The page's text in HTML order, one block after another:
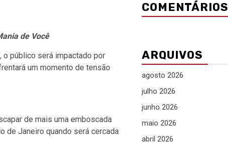
de Você
o público será impactado por
um momento de tensão
de mais uma emboscada
de Janeiro quando será cercada
COMENTÁRIOS
ARQUIVOS
agosto 2026
julho 2026
junho 2026
maio 2026
abril 2026